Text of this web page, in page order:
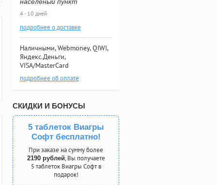
4 - 10 дней
подробнее о доставке
Наличными, Webmoney, QIWI,
Яндекс.Деньги,
VISA/MasterCard
подробнее об оплате
СКИДКИ И БОНУСЫ
5 таблеток Виагры
Софт бесплатно!
При заказе на сумму более
2190 рублей, Вы получаете
5 таблеток Виагры Софт в
подарок!